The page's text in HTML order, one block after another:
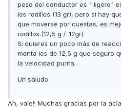
peso del conductor es " ligero"
los rodillos (13 gr), pero si hay
que moverse por cuestas, es
rodillos.(12,5 g /. 12gr)
Si quieres un poco más de
monta los de 12,5 g que seguro
la velocidad punta.
Un saludo
Ah, vale!! Muchas gracias por la